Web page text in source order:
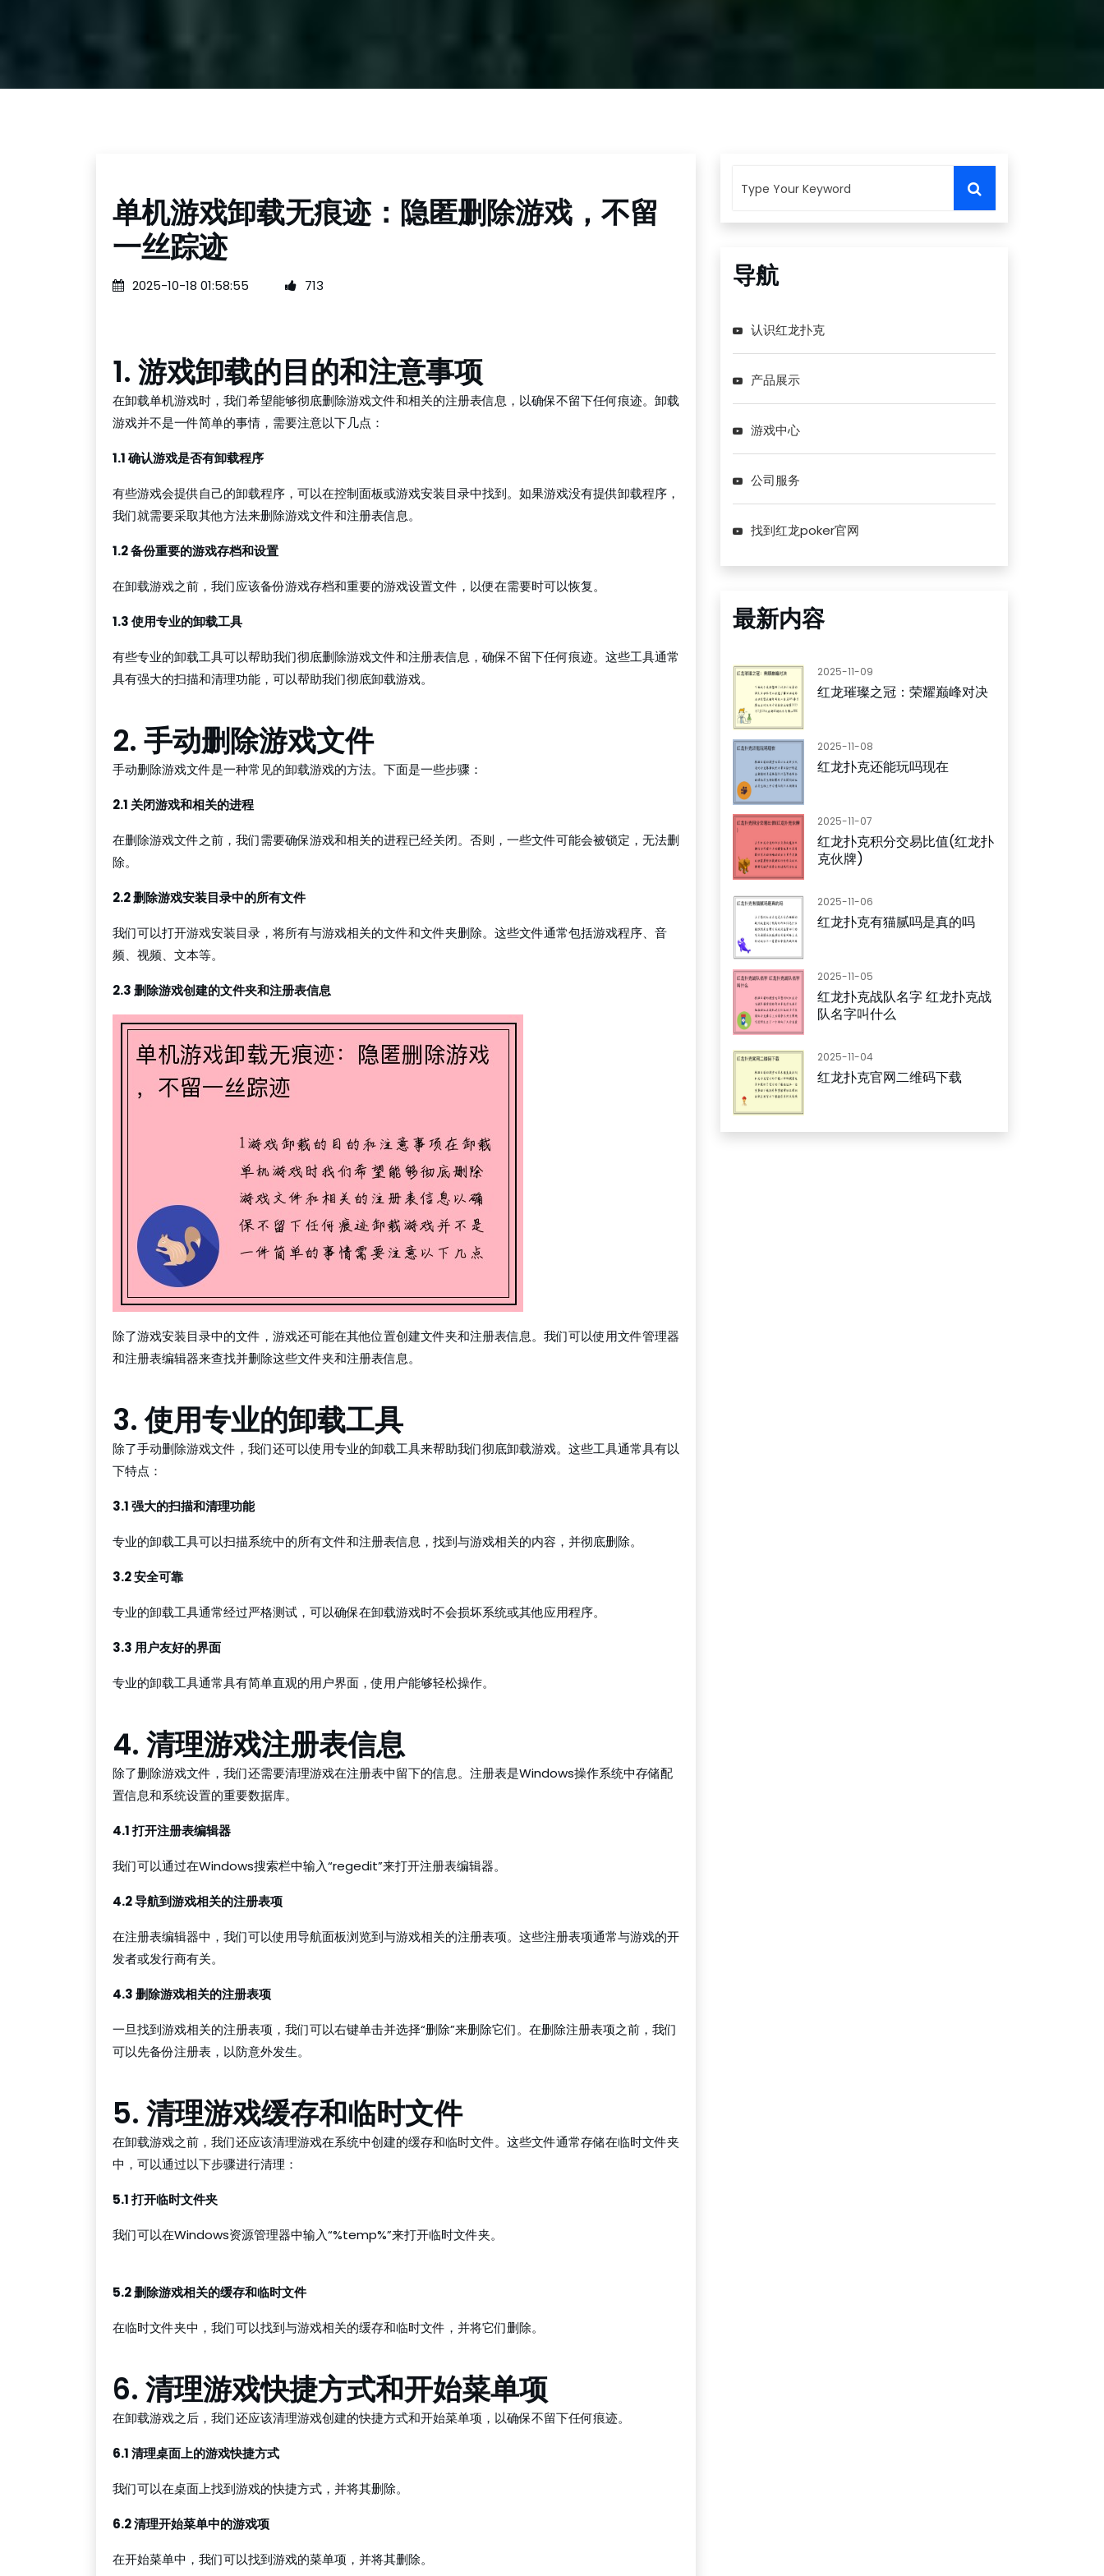
单机游戏卸载无痕迹：隐匿删除游戏，不留
一丝踪迹
2025-10-18 01:58:55 713
1. 游戏卸载的目的和注意事项
在卸载单机游戏时，我们希望能够彻底删除游戏文件和相关的注册表信息，以确保不留下任何痕迹。卸载
游戏并不是一件简单的事情，需要注意以下几点：
1.1 确认游戏是否有卸载程序
有些游戏会提供自己的卸载程序，可以在控制面板或游戏安装目录中找到。如果游戏没有提供卸载程序，
我们就需要采取其他方法来删除游戏文件和注册表信息。
1.2 备份重要的游戏存档和设置
在卸载游戏之前，我们应该备份游戏存档和重要的游戏设置文件，以便在需要时可以恢复。
1.3 使用专业的卸载工具
有些专业的卸载工具可以帮助我们彻底删除游戏文件和注册表信息，确保不留下任何痕迹。这些工具通常
具有强大的扫描和清理功能，可以帮助我们彻底卸载游戏。
2. 手动删除游戏文件
手动删除游戏文件是一种常见的卸载游戏的方法。下面是一些步骤：
2.1 关闭游戏和相关的进程
在删除游戏文件之前，我们需要确保游戏和相关的进程已经关闭。否则，一些文件可能会被锁定，无法删
除。
2.2 删除游戏安装目录中的所有文件
我们可以打开游戏安装目录，将所有与游戏相关的文件和文件夹删除。这些文件通常包括游戏程序、音
频、视频、文本等。
2.3 删除游戏创建的文件夹和注册表信息
除了游戏安装目录中的文件，游戏还可能在其他位置创建文件夹和注册表信息。我们可以使用文件管理器
和注册表编辑器来查找并删除这些文件夹和注册表信息。
3. 使用专业的卸载工具
除了手动删除游戏文件，我们还可以使用专业的卸载工具来帮助我们彻底卸载游戏。这些工具通常具有以
下特点：
3.1 强大的扫描和清理功能
专业的卸载工具可以扫描系统中的所有文件和注册表信息，找到与游戏相关的内容，并彻底删除。
3.2 安全可靠
专业的卸载工具通常经过严格测试，可以确保在卸载游戏时不会损坏系统或其他应用程序。
3.3 用户友好的界面
专业的卸载工具通常具有简单直观的用户界面，使用户能够轻松操作。
4. 清理游戏注册表信息
除了删除游戏文件，我们还需要清理游戏在注册表中留下的信息。注册表是Windows操作系统中存储配
置信息和系统设置的重要数据库。
4.1 打开注册表编辑器
我们可以通过在Windows搜索栏中输入“regedit”来打开注册表编辑器。
4.2 导航到游戏相关的注册表项
在注册表编辑器中，我们可以使用导航面板浏览到与游戏相关的注册表项。这些注册表项通常与游戏的开
发者或发行商有关。
4.3 删除游戏相关的注册表项
一旦找到游戏相关的注册表项，我们可以右键单击并选择“删除”来删除它们。在删除注册表项之前，我们
可以先备份注册表，以防意外发生。
5. 清理游戏缓存和临时文件
在卸载游戏之前，我们还应该清理游戏在系统中创建的缓存和临时文件。这些文件通常存储在临时文件夹
中，可以通过以下步骤进行清理：
5.1 打开临时文件夹
我们可以在Windows资源管理器中输入“%temp%”来打开临时文件夹。
5.2 删除游戏相关的缓存和临时文件
在临时文件夹中，我们可以找到与游戏相关的缓存和临时文件，并将它们删除。
6. 清理游戏快捷方式和开始菜单项
在卸载游戏之后，我们还应该清理游戏创建的快捷方式和开始菜单项，以确保不留下任何痕迹。
6.1 清理桌面上的游戏快捷方式
我们可以在桌面上找到游戏的快捷方式，并将其删除。
6.2 清理开始菜单中的游戏项
在开始菜单中，我们可以找到游戏的菜单项，并将其删除。
导航
认识红龙扑克
产品展示
游戏中心
公司服务
找到红龙poker官网
最新内容
2025-11-09
红龙璀璨之冠：荣耀巅峰对决
2025-11-08
红龙扑克还能玩吗现在
2025-11-07
红龙扑克积分交易比值(红龙扑
克伙牌)
2025-11-06
红龙扑克有猫腻吗是真的吗
2025-11-05
红龙扑克战队名字 红龙扑克战
队名字叫什么
2025-11-04
红龙扑克官网二维码下载